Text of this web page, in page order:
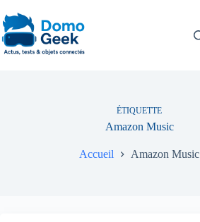
au
contenu
ÉTIQUETTE
Amazon Music
Accueil Amazon Music